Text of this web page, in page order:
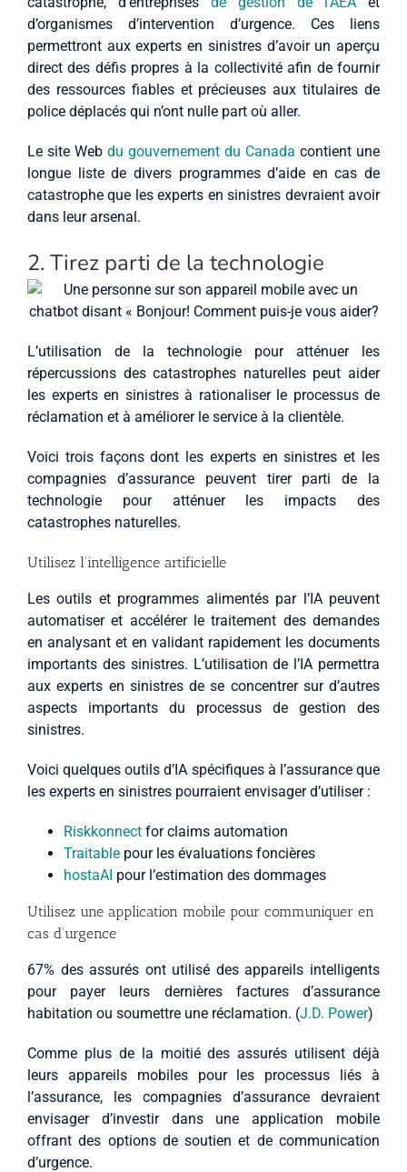
d’organismes d’intervention d’urgence. Ces liens
permettront aux experts en sinistres d’avoir un aperçu
direct des défis propres à la collectivité afin de fournir
des ressources fiables et précieuses aux titulaires de
police déplacés qui n’ont nulle part où aller.
Le site Web du gouvernement du Canada contient une
longue liste de divers programmes d’aide en cas de
catastrophe que les experts en sinistres devraient avoir
dans leur arsenal.
2. Tirez parti de la technologie
L’utilisation de la technologie pour atténuer les
répercussions des catastrophes naturelles peut aider
les experts en sinistres à rationaliser le processus de
réclamation et à améliorer le service à la clientèle.
Voici trois façons dont les experts en sinistres et les
compagnies d’assurance peuvent tirer parti de la
technologie pour atténuer les impacts des
catastrophes naturelles.
Utilisez l’intelligence artificielle
Les outils et programmes alimentés par l’IA peuvent
automatiser et accélérer le traitement des demandes
en analysant et en validant rapidement les documents
importants des sinistres. L’utilisation de l’IA permettra
aux experts en sinistres de se concentrer sur d’autres
aspects importants du processus de gestion des
sinistres.
Voici quelques outils d’IA spécifiques à l’assurance que
les experts en sinistres pourraient envisager d’utiliser :
Riskkonnect for claims automation
Traitable pour les évaluations foncières
hostaAI pour l’estimation des dommages
Utilisez une application mobile pour communiquer en
cas d’urgence
67% des assurés ont utilisé des appareils intelligents
pour payer leurs dernières factures d’assurance
habitation ou soumettre une réclamation. (J.D. Power)
Comme plus de la moitié des assurés utilisent déjà
leurs appareils mobiles pour les processus liés à
l’assurance, les compagnies d’assurance devraient
envisager d’investir dans une application mobile
offrant des options de soutien et de communication
d’urgence.